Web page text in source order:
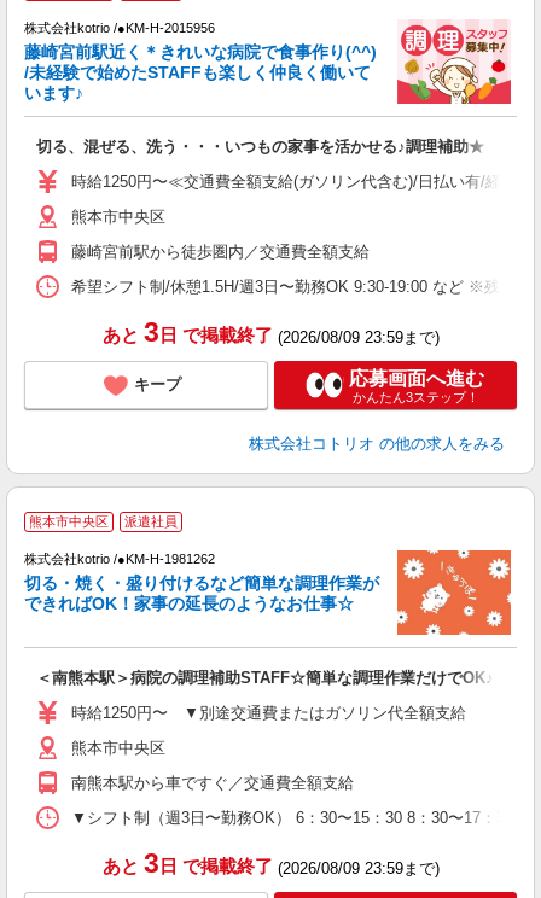
株式会社kotrio /●KM-H-2015956
藤崎宮前駅近く＊きれいな病院で食事作り(^^)
/未経験で始めたSTAFFも楽しく仲良く働いて
います♪
切る、混ぜる、洗う・・・いつもの家事を活かせる♪調理補助★
時給1250円〜≪交通費全額支給(ガソリン代含む)/日払い有/経験
熊本市中央区
藤崎宮前駅から徒歩圏内／交通費全額支給
希望シフト制/休憩1.5H/週3日〜勤務OK 9:30-19:00 など ※残業は
あと 3 日 で掲載終了 (2026/08/09 23:59まで)
キープ 応募画面へ進む
かんたん3ステップ！
株式会社コトリオ の他の求人をみる
熊本市中央区 派遣社員
株式会社kotrio /●KM-H-1981262
切る・焼く・盛り付けるなど簡単な調理作業が
できればOK！家事の延長のようなお仕事☆
＜南熊本駅＞病院の調理補助STAFF☆簡単な調理作業だけでOK♪
時給1250円〜 ▼別途交通費またはガソリン代全額支給
熊本市中央区
南熊本駅から車ですぐ／交通費全額支給
▼シフト制（週3日〜勤務OK） 6：30〜15：30 8：30〜17：30
あと 3 日 で掲載終了 (2026/08/09 23:59まで)